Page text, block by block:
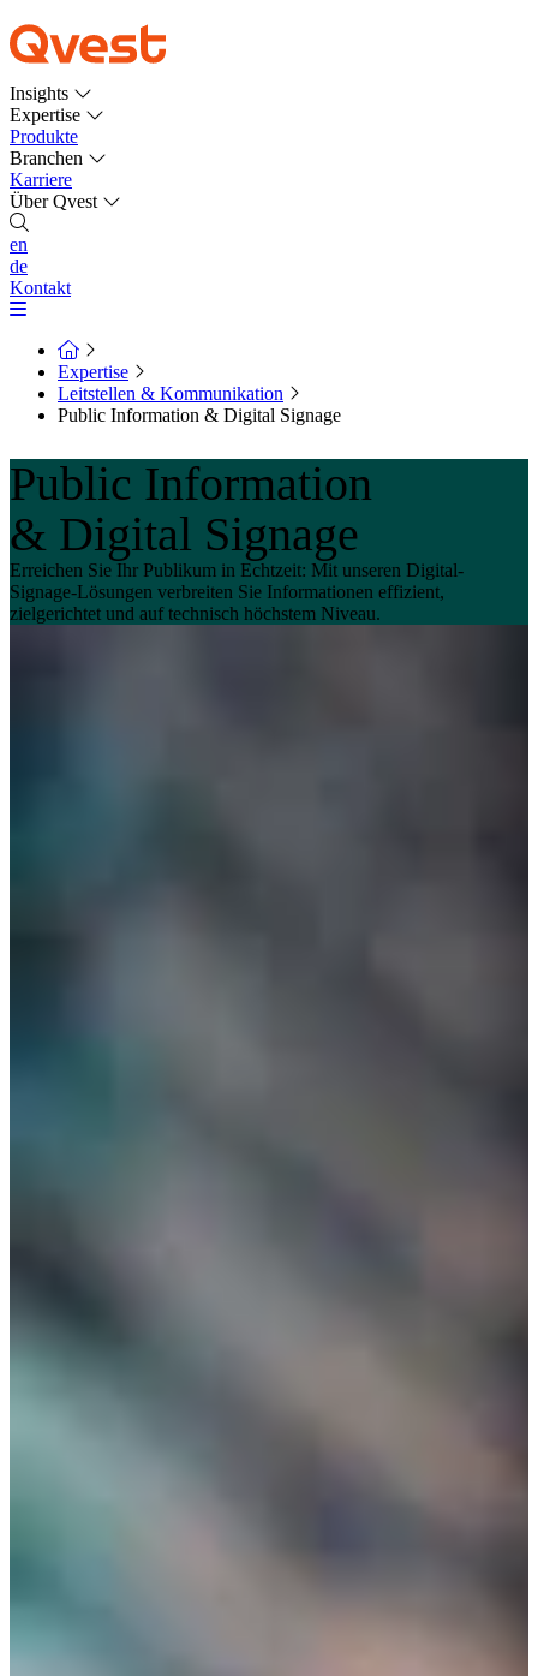
Insights
Expertise
Produkte
Branchen
Karriere
Über Qvest
en
de
Kontakt
Expertise
Leitstellen & Kommunikation
Public Information & Digital Signage
Public Information
& Digital Signage
Erreichen Sie Ihr Publikum in Echtzeit: Mit unseren Digital-
Signage-Lösungen verbreiten Sie Informationen effizient,
zielgerichtet und auf technisch höchstem Niveau.